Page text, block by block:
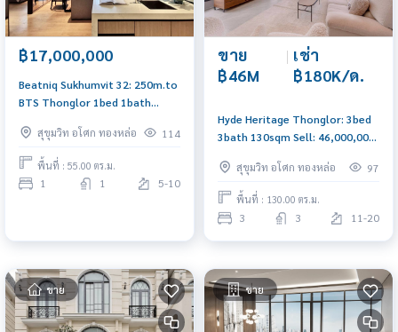
฿17,000,000
Beatniq Sukhumvit 32: 250m.to
BTS Thonglor 1bed 1bath
Am: 0656199198
สุขุมวิท อโศก ทองหล่อ 114
พื้นที่ : 55.00 ตร.ม.
1 1 5-10
ขาย
฿46M
| เช่า
฿180K/ด.
Hyde Heritage Thonglor: 3bed
3bath 130sqm Sell: 46,000,000
0656199198
สุขุมวิท อโศก ทองหล่อ 97
พื้นที่ : 130.00 ตร.ม.
3 3 11-20
ขาย ขาย